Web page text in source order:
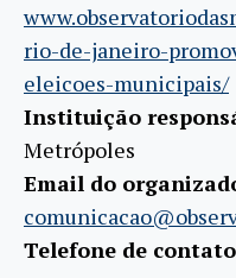
rio-de-janeiro-
eleicoes-municipais/
Instituição
Metrópoles
Email do
Telefone de